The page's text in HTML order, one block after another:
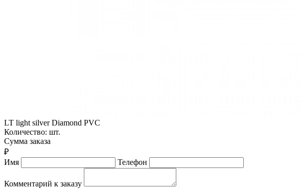
LT light silver Diamond PVC
Количество: шт.
Сумма заказа
₽
Имя
Телефон
Комментарий к заказу